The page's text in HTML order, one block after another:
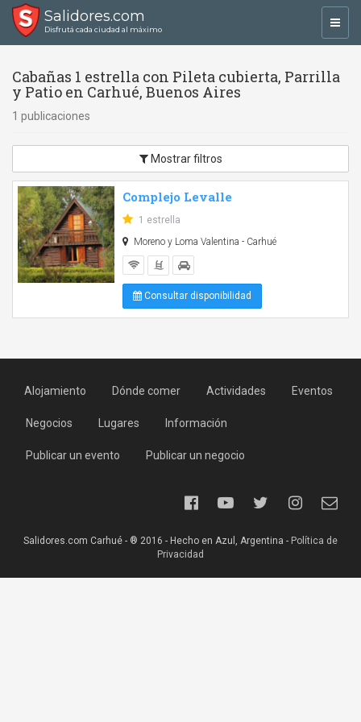
Salidores.com
Disfrutá cada ciudad al máximo
Cabañas 1 estrella con Pileta cubierta, Parrilla
y Patio en Carhué, Buenos Aires
1 publicaciones
Mostrar filtros
Complejo Levalle
1 estrella
Moreno y Loma Valentina - Carhué
Consultar disponibilidad
Alojamiento Dónde comer Actividades Eventos
Negocios Lugares Información
Publicar un evento Publicar un negocio
Salidores.com Carhué - ® 2016 - Hecho en Azul, Argentina - Política de
Privacidad